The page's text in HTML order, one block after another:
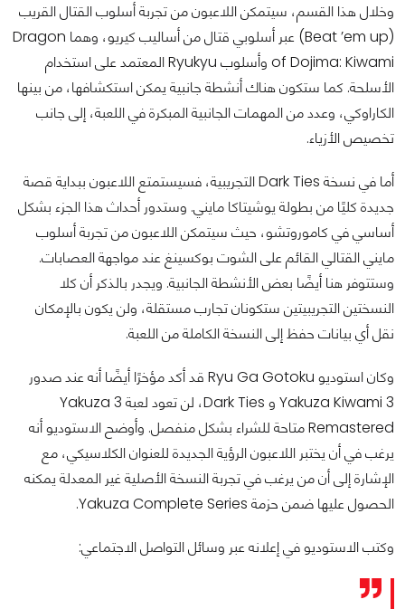
وخلال هذا القسم، سيتمكن اللاعبون من تجربة أسلوب القتال القريب
(Beat ’em up) عبر أسلوبي قتال من أساليب كيريو، وهما Dragon
of Dojima: Kiwami وأسلوب Ryukyu المعتمد على استخدام
الأسلحة. كما ستكون هناك أنشطة جانبية يمكن استكشافها، من بينها
الكاراوكي، وعدد من المهمات الجانبية المبكرة في اللعبة، إلى جانب
تخصيص الأزياء.
أما في نسخة Dark Ties التجريبية، فسيستمتع اللاعبون ببداية قصة
جديدة كليًا من بطولة يوشيتاكا مايني. وستدور أحداث هذا الجزء بشكل
أساسي في كاموروتشو، حيث سيتمكن اللاعبون من تجربة أسلوب
مايني القتالي القائم على الشوت بوكسينغ عند مواجهة العصابات.
وستتوفر هنا أيضًا بعض الأنشطة الجانبية. ويجدر بالذكر أن كلا
النسختين التجريبيتين ستكونان تجارب مستقلة، ولن يكون بالإمكان
نقل أي بيانات حفظ إلى النسخة الكاملة من اللعبة.
وكان استوديو Ryu Ga Gotoku قد أكد مؤخرًا أيضًا أنه عند صدور
Yakuza Kiwami 3 و Dark Ties، لن تعود لعبة Yakuza 3
Remastered متاحة للشراء بشكل منفصل. وأوضح الاستوديو أنه
يرغب في أن يختبر اللاعبون الرؤية الجديدة للعنوان الكلاسيكي، مع
الإشارة إلى أن من يرغب في تجربة النسخة الأصلية غير المعدلة يمكنه
الحصول عليها ضمن حزمة Yakuza Complete Series.
وكتب الاستوديو في إعلانه عبر وسائل التواصل الاجتماعي: